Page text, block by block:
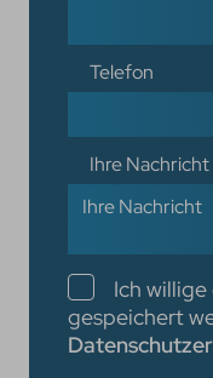
Telefon
Ihre Nachricht
Checkboxen
Ich
gespeichert